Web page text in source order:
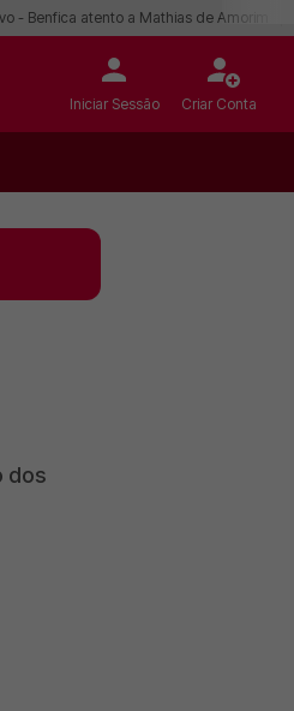
- Benfica atento a Mathias de Amorim
Iniciar Sessão Criar Conta
dos